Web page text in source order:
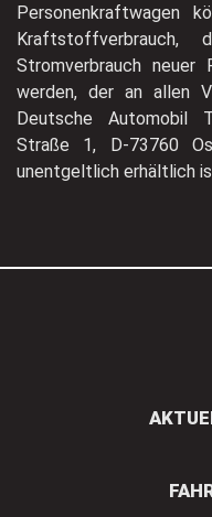
Personenkraftwagen
Kraftstoffverbrauch,
Stromverbrauch neuer
werden, der an allen
Deutsche Automobil
Straße 1, D-73760
unentgeltlich erhältlich